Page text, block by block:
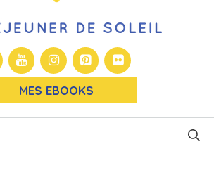
MES EBOOKS